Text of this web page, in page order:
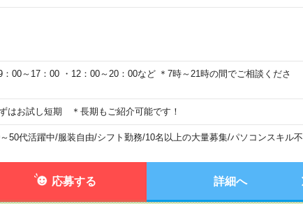
00～17：00 ・12：00～20：00など ＊7時～21時の間でご相談くださ
はお試し短期 ＊長期もご紹介可能です！
50代活躍中/服装自由/シフト勤務/10名以上の大量募集/パソコンスキル不
応募する 詳細へ